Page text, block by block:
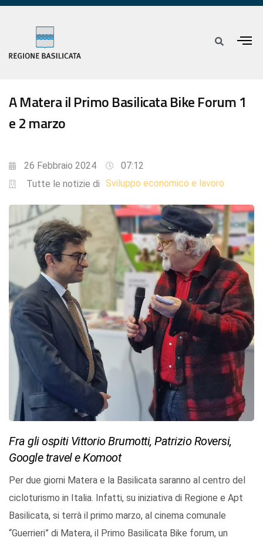
A Matera il Primo Basilicata Bike Forum 1
e 2 marzo
26 Febbraio 2024
07:12
Tutte le notizie di Sviluppo economico e lavoro
Fra gli ospiti Vittorio Brumotti, Patrizio Roversi,
Google travel e Komoot
Per due giorni Matera e la Basilicata saranno al centro del
cicloturismo in Italia. Infatti, su iniziativa di Regione e Apt
Basilicata, si terrà il primo marzo, al cinema comunale
“Guerrieri” di Matera, il Primo Basilicata Bike forum, un